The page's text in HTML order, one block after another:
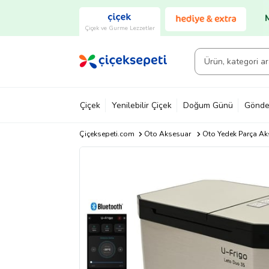
Çiçek ve Gurme Lezzetler
Çiçek Yenilebilir Çiçek Doğum Günü
Çiçeksepeti.com Oto Aksesuar Oto Yedek Parça